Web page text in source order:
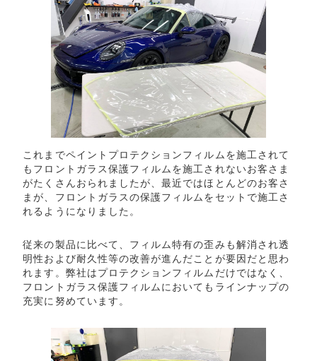
これまでペイントプロテクションフィルムを施工されて
もフロントガラス保護フィルムを施工されないお客さま
がたくさんおられましたが、最近ではほとんどのお客さ
まが、フロントガラスの保護フィルムをセットで施工さ
れるようになりました。
従来の製品に比べて、フィルム特有の歪みも解消され透
明性および耐久性等の改善が進んだことが要因だと思わ
れます。弊社はプロテクションフィルムだけではなく、
フロントガラス保護フィルムにおいてもラインナップの
充実に努めています。